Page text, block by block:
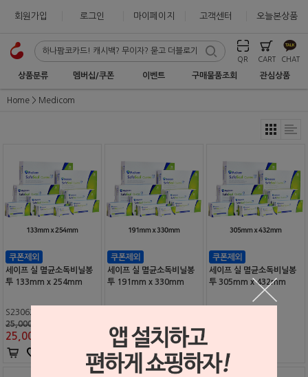
회원가입 로그인 마이페이지 고객센터 오늘본상품
QR CART CHAT
상품분류 멤버십/쿠폰 이벤트 구매물품조회 관심상품
Home Medicom
세이프 실 멸균소독비닐봉
투 133mm x 254mm
S2306200
25,000원
25,000
세이프 실 멸균소독비닐봉
투 191mm x 330mm
45,000원
세이프 실 멸균소독비닐봉
투 305mm x 432mm